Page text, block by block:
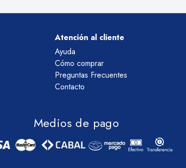
Atención al cliente
Ayuda
Cómo comprar
Preguntas Frecuentes
Contacto
Medios de pago